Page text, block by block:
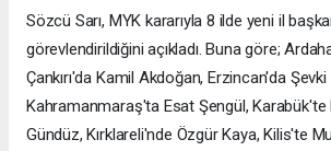
Sözcü Sarı, MYK kararıyla 8 ilde yeni il
görevlendirildiğini açıkladı. Buna göre;
Çankırı'da Kamil Akdoğan, Erzincan'da
Kahramanmaraş'ta Esat Şengül, Karabük'te
Gündüz, Kırklareli'nde Özgür Kaya, Kilis'te